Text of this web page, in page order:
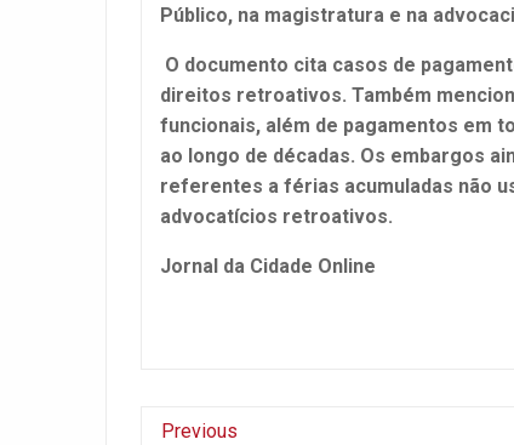
Público, na magistratura e na
O documento cita casos de
direitos retroativos. Também
funcionais, além de pagamentos em
ao longo de décadas. Os embargos
referentes a férias acumuladas não
advocatícios retroativos.
Jornal da Cidade Online
Previous